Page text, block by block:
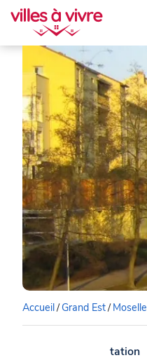
Accueil/Grand Est/ Moselle
Présentation